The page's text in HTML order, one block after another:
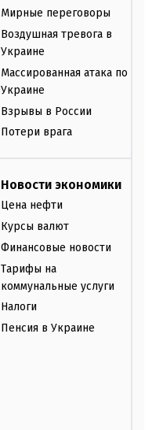
Мирные переговоры
Воздушная тревога в
Украине
Массированная атака по
Украине
Взрывы в России
Потери врага
Новости экономики
Цена нефти
Курсы валют
Финансовые новости
Тарифы на
коммунальные услуги
Налоги
Пенсия в Украине